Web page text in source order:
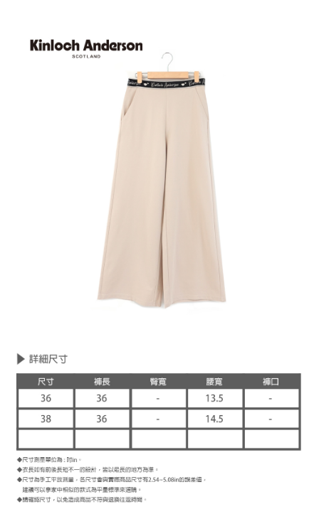
運送方式
每筆NT$60，滿NT$1,000(含以上)免運費
每筆NT$60，滿NT$1,000(含以上)免運費